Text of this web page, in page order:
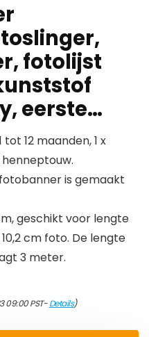
fotolijst
eerste…
12 maanden, 1 x
is gemaakt
geschikt voor lengte
cm foto. De lengte
3 meter.
09:00 PST-Details)